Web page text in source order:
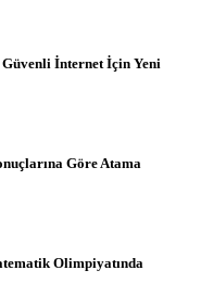
İnternet İçin Yeni
Göre Atama
Olimpiyatında